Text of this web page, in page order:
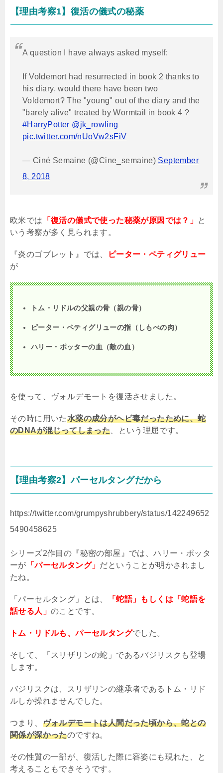
【理由考察1】復活の儀式の秘薬
A question I have always asked myself:
If Voldemort had resurrected in book 2 thanks to
his diary, would there have been two
Voldemort? The "young" out of the diary and the
"barely alive" treated by Wormtail in book 4 ?
#HarryPotter @jk_rowling
pic.twitter.com/nUoVw2sFiV
— Ciné Semaine (@Cine_semaine) September
8, 2018
欧米では 「復活の儀式で使った秘薬が原因では？」 と
いう考察が多く見られます。
『炎のゴブレット』では、
ピーター・ペティグリュー
が
トム・リドルの父親の骨（親の骨）
ピーター・ペティグリューの指（しもべの肉）
ハリー・ポッターの血（敵の血）
を使って、ヴォルデモートを復活させました。
その時に用いた水薬の成分がヘビ毒だったために、蛇
のDNAが混じってしまった 、という理屈です。
【理由考察2】パーセルタングだから
https://twitter.com/grumpyshrubbery/status/142249652
5490458625
シリーズ2作目の『秘密の部屋』では、ハリー・ポッタ
ーが 「パーセルタング」 だということが明かされまし
たね。
「パーセルタング」とは、
「蛇語」もしくは「蛇語を
話せる人」 のことです。
トム・リドルも、パーセルタングでした。
そして、「スリザリンの蛇」であるバジリスクも登場
します。
バジリスクは、スリザリンの継承者であるトム・リド
ルしか操れませんでした。
つまり、 ヴォルデモートは人間だった頃から、蛇との
関係が深かったのですね。
その性質の一部が、復活した際に容姿にも現れた、と
考えることもできそうです。